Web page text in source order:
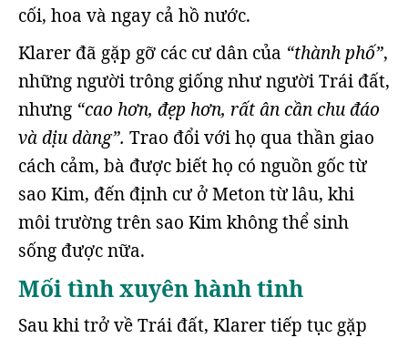
cối, hoa và ngay cả hồ nước.
Klarer đã gặp gỡ các cư dân của “thành phố”,
những người trông giống như người Trái đất,
nhưng “cao hơn, đẹp hơn, rất ân cần chu đáo
và dịu dàng”. Trao đổi với họ qua thần giao
cách cảm, bà được biết họ có nguồn gốc từ
sao Kim, đến định cư ở Meton từ lâu, khi
môi trường trên sao Kim không thể sinh
sống được nữa.
Mối tình xuyên hành tinh
Sau khi trở về Trái đất, Klarer tiếp tục gặp